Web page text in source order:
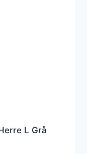
L Grå